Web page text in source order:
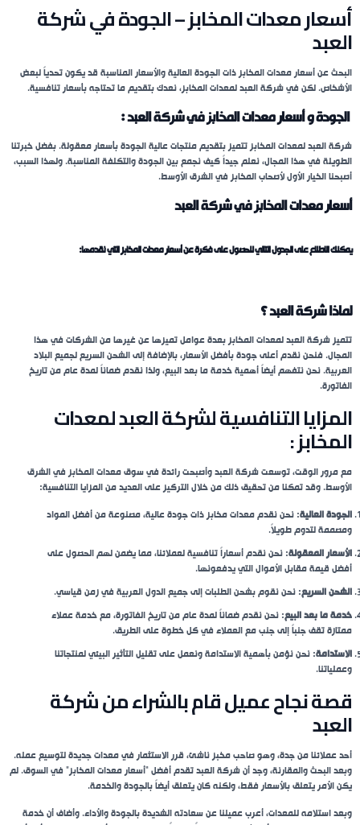
أسعار معدات المخابز – الجودة في شركة
العبد
البحث عن أسعار معدات المخابز ذات الجودة العالية والأسعار المناسبة قد يكون تحدياً لبعض
الأشخاص. لكن في شركة العبد لمعدات المخابز، نعدك بتقديم ما تحتاجه بأسعار تنافسية.
الجودة و أسعار معدات المخابز في شركة العبد :
شركة العبد لمعدات المخابز تتميز بتقديم منتجات عالية الجودة بأسعار معقولة. بفضل خبرتنا
الطويلة في هذا المجال، نعلم جيداً كيف نجمع بين الجودة والتكلفة المناسبة. ولهذا السبب،
أصبحنا الخيار الأول لأصحاب المخابز في الشرق الأوسط.
أسعار معدات المخابز في شركة العبد
يمكنك الاطلاع على الجدول التالي للحصول على فكرة عن أسعار معدات المخابز التي نقدمها:
لماذا شركة العبد ؟
تتميز شركة العبد لمعدات المخابز بعدة عوامل تميزها عن غيرها من الشركات في هذا
المجال. فنحن نقدم أعلى جودة بأفضل الأسعار، بالإضافة إلى الشحن السريع لجميع البلاد
العربية. نحن نتفهم أيضاً أهمية خدمة ما بعد البيع، ولذا نقدم ضماناً لمدة عام من تاريخ
الفاتورة.
المزايا التنافسية لشركة العبد لمعدات
المخابز :
مع مرور الوقت، توسعت شركة العبد وأصبحت رائدة في سوق معدات المخابز في الشرق
الأوسط. وقد تمكنا من تحقيق ذلك من خلال التركيز على العديد من المزايا التنافسية:
الجودة العالية: نحن نقدم معدات مخابز ذات جودة عالية، مصنوعة من أفضل المواد
ومصممة لتدوم طويلاً.
الأسعار المعقولة: نحن نقدم أسعاراً تنافسية لعملائنا، مما يضمن لهم الحصول على
أفضل قيمة مقابل الأموال التي يدفعونها.
الشحن السريع: نحن نقوم بشحن الطلبات إلى جميع الدول العربية في زمن قياسي.
خدمة ما بعد البيع: نحن نقدم ضماناً لمدة عام من تاريخ الفاتورة، مع خدمة عملاء
ممتازة تقف جنباً إلى جنب مع العملاء في كل خطوة على الطريق.
الاستدامة: نحن نؤمن بأهمية الاستدامة ونعمل على تقليل التأثير البيئي لمنتجاتنا
وعملياتنا.
قصة نجاح عميل قام بالشراء من شركة
العبد
أحد عملائنا من جدة، وهو صاحب مخبز ناشئ، قرر الاستثمار في معدات جديدة لتوسيع عمله.
وبعد البحث والمقارنة، وجد أن شركة العبد تقدم أفضل “أسعار معدات المخابز” في السوق. لم
يكن الأمر يتعلق بالأسعار فقط، ولكنه كان يتعلق أيضاً بالجودة والخدمة.
وبعد استلامه للمعدات، أعرب عميلنا عن سعادته الشديدة بالجودة والأداء. وأضاف أن خدمة